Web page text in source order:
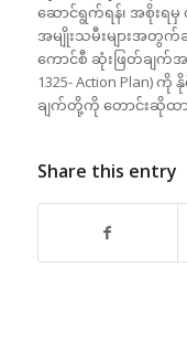
ဆောင်ရွက်ရန်၊ အစိုးရမှ
အမျိုးသမီးများအတွ
ကောင်စီ ဆုံးဖြတ်ချက်
1325- Action Plan)
ချက်တို့ကို တောင်းဆိုထာ
Share this entry